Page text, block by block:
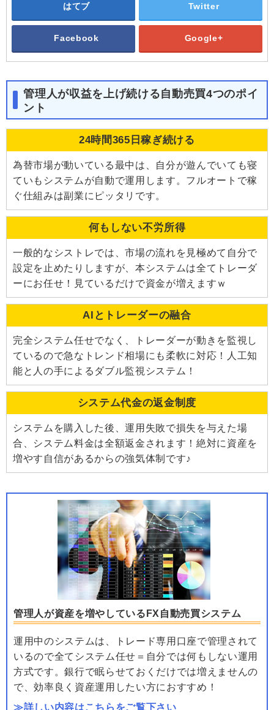
はてブ Twitter
Facebook Google+
管理人が収益を上げ続ける自動売買4つのポイ
ント
24時間365日稼ぎ続ける
為替市場が動いている最中は、自分が遊んでいても寝
ていもシステムが自動で運用します。フルオートで稼
ぐ仕組みは副業にピッタリです。
何もしない不労所得
一般的なシストレでは、市場の流れを見極めて自分で
設定を止めたりしますが、本システムは全てトレーダ
ーにお任せ！見ているだけで資金が増えますｗ
AIとトレーダーの融合
完全システム任せでなく、トレーダーが動きを監視し
ているので急なトレンド相場にも柔軟に対応！人工知
能と人の手によるダブル監視システム！
システム代金の返金制度
システムを購入した後、運用失敗で損失を与えた場
合、システム料金は全額返金されます！絶対に資産を
増やす自信があるからの強気体制です♪
管理人が資産を増やしているFX自動売買システム
運用中のシステムは、トレード専用口座で管理されて
いるので全てシステム任せ＝自分では何もしない運用
方式です。銀行で眠らせておくだけでは増えませんの
で、効率良く資産運用したい方におすすめ！
≫詳しい内容はこちらをご覧下さい